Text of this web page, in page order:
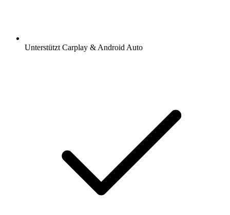
Unterstützt Carplay & Android Auto